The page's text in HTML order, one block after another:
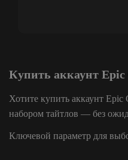
Купить аккаунт
Хотите купить аккаунт
набором тайтлов — без
Ключевой параметр для